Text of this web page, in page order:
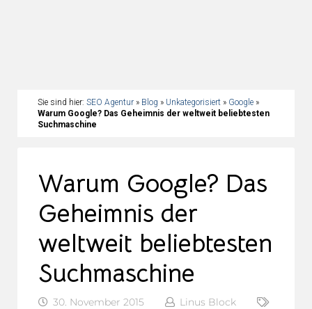
Sie sind hier: SEO Agentur » Blog » Unkategorisiert » Google »
Warum Google? Das Geheimnis der weltweit beliebtesten
Suchmaschine
Warum Google? Das
Geheimnis der
weltweit beliebtesten
Suchmaschine
30. November 2015
Linus Block